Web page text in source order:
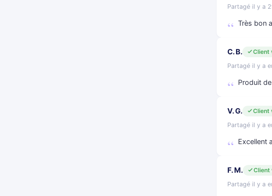
Partagé il y a
Très bon
C. B.
Client
Partagé il y a
Produit
V. G.
Client
Partagé il y a
Excellent
F. M.
Client
Partagé il y a